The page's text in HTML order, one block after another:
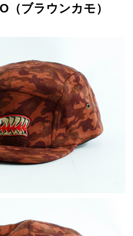
（ブラウンカモ）